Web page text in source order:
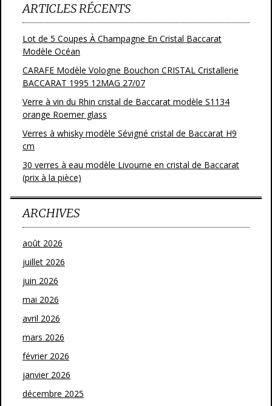
ARTICLES RÉCENTS
Lot de 5 Coupes À Champagne En Cristal Baccarat
Modèle Océan
CARAFE Modèle Vologne Bouchon CRISTAL Cristallerie
BACCARAT 1995 12MAG 27/07
Verre à vin du Rhin cristal de Baccarat modèle S1134
orange Roemer glass
Verres à whisky modèle Sévigné cristal de Baccarat H9
cm
30 verres à eau modèle Livourne en cristal de Baccarat
(prix à la pièce)
ARCHIVES
août 2026
juillet 2026
juin 2026
mai 2026
avril 2026
mars 2026
février 2026
janvier 2026
décembre 2025